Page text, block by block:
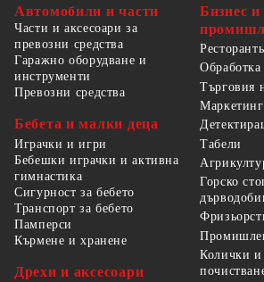
Автомобили и части
Части и аксесоари за
превозни средства
Гаражно оборудване и
инструменти
Превозни средства
Бебета и малки деца
Играчки и игри
Бебешки играчки и активна
гимнастика
Сигурност за бебето
Транспорт за бебето
Памперси
Кърмене и хранене
Дрехи и аксесоари
Бизнес и
Търговия
Табели
Горско
Колички и